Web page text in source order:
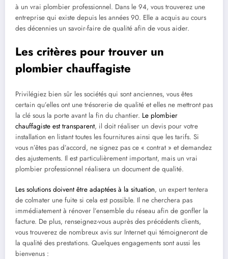
à un vrai plombier professionnel. Dans le 94, vous trouverez une
entreprise qui existe depuis les années 90. Elle a acquis au cours
des décennies un savoir-faire de qualité afin de vous aider.
Les critères pour trouver un
plombier chauffagiste
Privilégiez bien sûr les sociétés qui sont anciennes, vous êtes
certain qu’elles ont une trésorerie de qualité et elles ne mettront pas
la clé sous la porte avant la fin du chantier. Le plombier
chauffagiste est transparent, il doit réaliser un devis pour votre
installation en listant toutes les fournitures ainsi que les tarifs. Si
vous n’êtes pas d’accord, ne signez pas ce « contrat » et demandez
des ajustements. Il est particulièrement important, mais un vrai
plombier professionnel réalisera un document de qualité.
Les solutions doivent être adaptées à la situation, un expert tentera
de colmater une fuite si cela est possible. Il ne cherchera pas
immédiatement à rénover l’ensemble du réseau afin de gonfler la
facture. De plus, renseignez-vous auprès des précédents clients,
vous trouverez de nombreux avis sur Internet qui témoigneront de
la qualité des prestations. Quelques engagements sont aussi les
bienvenus :